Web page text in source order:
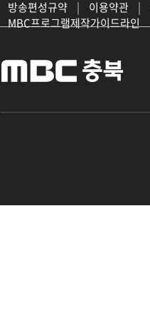
방송편성규약 | 이용약관 |
MBC프로그램제작가이드라인